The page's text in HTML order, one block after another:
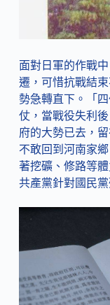
面對日軍的作戰
遷，可惜抗戰結
勢急轉直下。「
仗，當戰役失利
府的大勢已去，
不敢回到河南家
著挖礦、修路等
共產黨針對國民